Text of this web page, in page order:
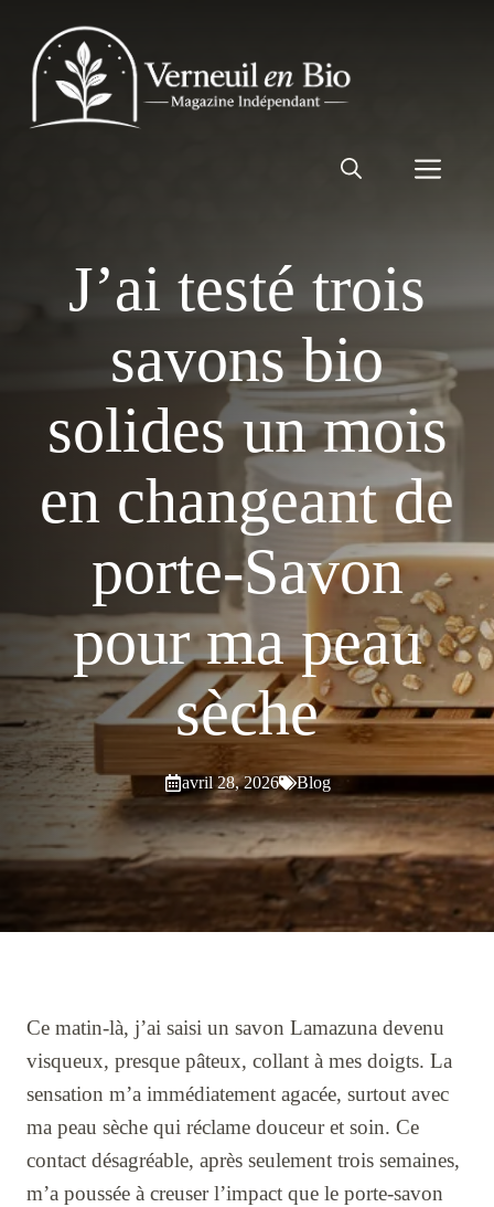
contenu
J’ai testé trois
savons bio
solides un mois
en changeant de
porte-Savon
pour ma peau
sèche
avril 28, 2026 Blog
Ce matin-là, j’ai saisi un savon Lamazuna devenu
visqueux, presque pâteux, collant à mes doigts. La
sensation m’a immédiatement agacée, surtout avec
ma peau sèche qui réclame douceur et soin. Ce
contact désagréable, après seulement trois semaines,
m’a poussée à creuser l’impact que le porte-savon